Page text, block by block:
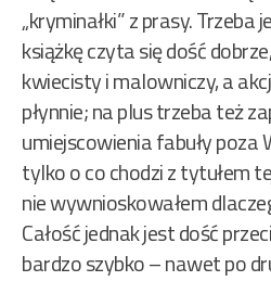
„kryminałki” z prasy. Trzeba
książkę czyta się dość
kwiecisty i malowniczy, a
płynnie; na plus trzeba też
umiejscowienia fabuły poza
tylko o co chodzi z tytułem
nie wywnioskowałem
Całość jednak jest dość
bardzo szybko – nawet po